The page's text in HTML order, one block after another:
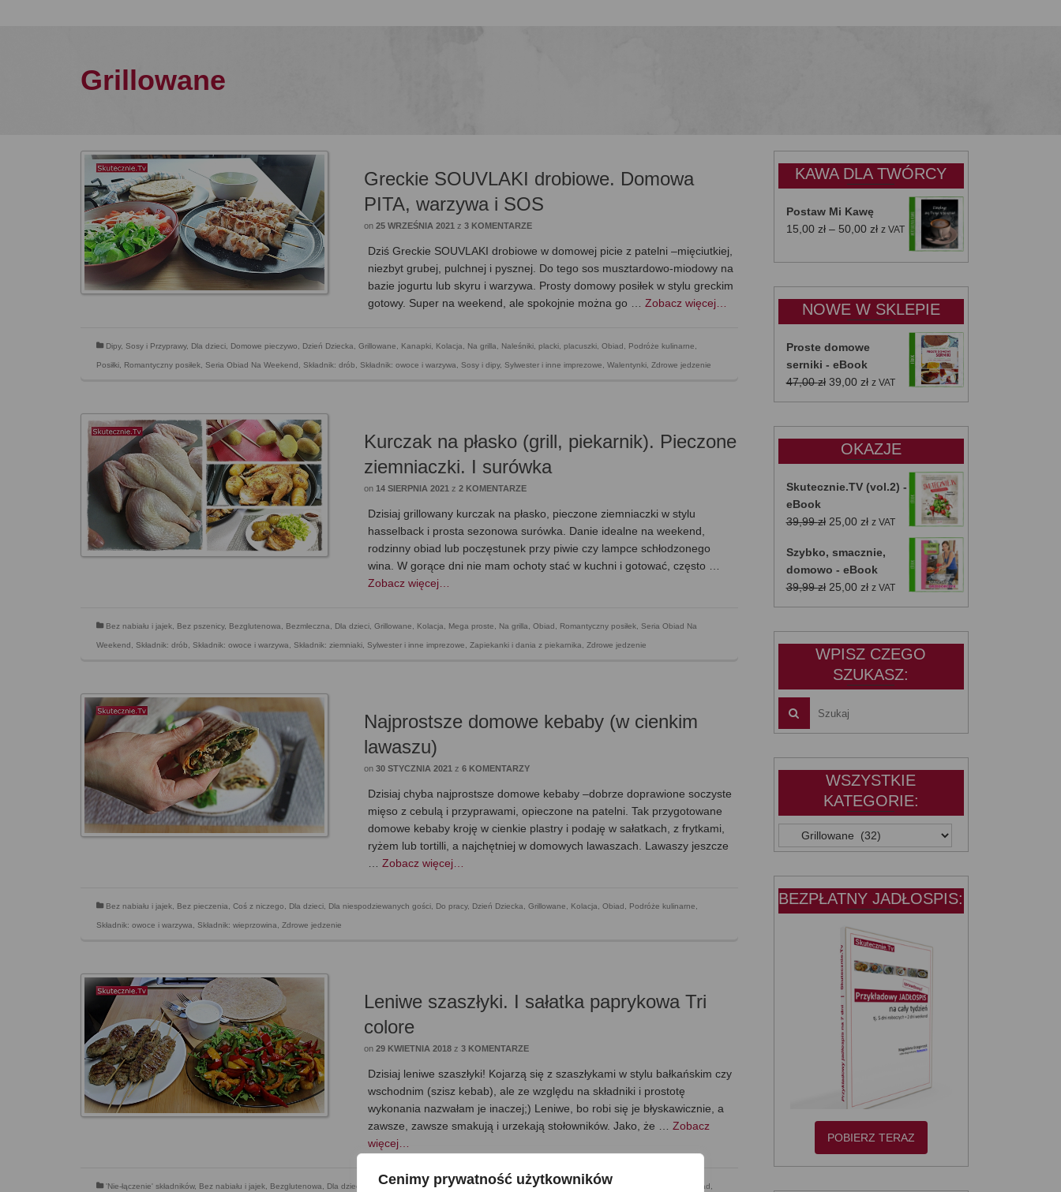
Cenimy prywatność użytkowników
Grillowane
Greckie SOUVLAKI drobiowe. Domowa
PITA, warzywa i SOS
on25 WRZEŚNIA 2021 z3 KOMENTARZE
Dziś Greckie SOUVLAKI drobiowe w domowej picie z patelni –mięciutkiej,
niezbyt grubej, pulchnej i pysznej. Do tego sos musztardowo-miodowy na
bazie jogurtu lub skyru i warzywa. Prosty domowy posiłek w stylu greckim
gotowy. Super na weekend, ale spokojnie można go …Zobacz więcej…
Dipy, Sosy i Przyprawy, Dla dzieci, Domowe pieczywo, Dzień Dziecka, Grillowane, Kanapki, Kolacja, Na grilla, Naleśniki, placki, placuszki, Obiad, Podróże kulinarne,
Posiłki, Romantyczny posiłek, Seria Obiad Na Weekend, Składnik: drób, Składnik: owoce i warzywa, Sosy i dipy, Sylwester i inne imprezowe, Walentynki, Zdrowe jedzenie
Kurczak na płasko (grill, piekarnik). Pieczone
ziemniaczki. I surówka
on 14 SIERPNIA 2021 z2 KOMENTARZE
Dzisiaj grillowany kurczak na płasko, pieczone ziemniaczki w stylu
hasselback i prosta sezonowa surówka. Danie idealne na weekend,
rodzinny obiad lub poczęstunek przy piwie czy lampce schłodzonego
wina. W gorące dni nie mam ochoty stać w kuchni i gotować, często …
Zobacz więcej…
Bez nabiału i jajek, Bez pszenicy, Bezglutenowa, Bezmleczna, Dla dzieci, Grillowane, Kolacja, Mega proste, Na grilla, Obiad, Romantyczny posiłek, Seria Obiad Na
Weekend, Składnik: drób, Składnik: owoce i warzywa, Składnik: ziemniaki, Sylwester i inne imprezowe, Zapiekanki i dania z piekarnika, Zdrowe jedzenie
Najprostsze domowe kebaby (w cienkim
lawaszu)
on30 STYCZNIA 2021 z6 KOMENTARZY
Dzisiaj chyba najprostsze domowe kebaby –dobrze doprawione soczyste
mięso z cebulą i przyprawami, opieczone na patelni. Tak przygotowane
domowe kebaby kroję w cienkie plastry i podaję w sałatkach, z frytkami,
ryżem lub tortilli, a najchętniej w domowych lawaszach. Lawaszy jeszcze
…Zobacz więcej…
Bez nabiału i jajek, Bez pieczenia, Coś z niczego, Dla dzieci, Dla niespodziewanych gości, Do pracy, Dzień Dziecka, Grillowane, Kolacja, Obiad, Podróże kulinarne,
Składnik: owoce i warzywa, Składnik: wieprzowina, Zdrowe jedzenie
Leniwe szaszłyki. I sałatka paprykowa Tri
colore
on29 KWIETNIA 2018 z3 KOMENTARZE
Dzisiaj leniwe szaszłyki! Kojarzą się z szaszłykami w stylu bałkańskim czy
wschodnim (szisz kebab), ale ze względu na składniki i prostotę
wykonania nazwałam je inaczej;) Leniwe, bo robi się je błyskawicznie, a
zawsze, zawsze smakują i urzekają stołowników. Jako, że …Zobacz
więcej…
'Nie-łączenie' składników, Bez nabiału i jajek, Bezglutenowa, Dla dzieci Dla niespodziewanych gości,Dzień Dziecka,Grillowane, Kolacja,Mega proste Obiad,
KAWA DLA TWÓRCY
Postaw Mi Kawę
15,00 zł – 50,00 złZakres
od
do
50,00 zł
z VAT
NOWE W SKLEPIE
Proste domowe
serniki - eBook
47,00zł Pierwotna
cena
39,00 złAktualna
cena
z VAT
OKAZJE
Skutecznie.TV (vol.2) -
eBook
39,99zł Pierwotna
wynosiła:
39,99 zł.
25,00 złAktualna
wynosi:
25,00 zł.
z VAT
Szybko, smacznie,
domowo - eBook
39,99zł Pierwotna
cena
25,00 złAktualna
cena
z VAT
WPISZ CZEGO
SZUKASZ:
WSZYSTKIE
KATEGORIE:
WSZYSTKIE
KATEGORIE:
BEZPŁATNY JADŁOSPIS:
POBIERZ TERAZ